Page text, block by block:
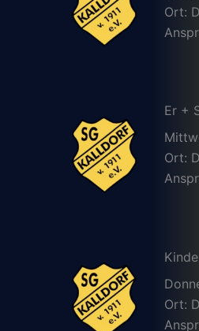
Ort:
Er +
Ort:
Ort: